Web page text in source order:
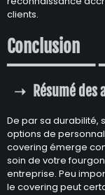
clients.
Conclusion
Résumé des
De par sa durabilité,
options de
covering émerge
soin de votre
entreprise. Peu
le covering peut